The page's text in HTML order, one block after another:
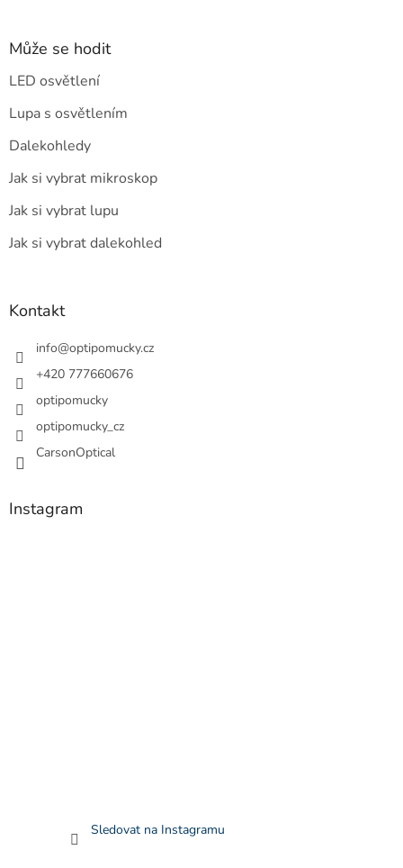
Může se hodit
LED osvětlení
Lupa s osvětlením
Dalekohledy
Jak si vybrat mikroskop
Jak si vybrat lupu
Jak si vybrat dalekohled
Kontakt
info@optipomucky.cz
+420 777660676
optipomucky
optipomucky_cz
CarsonOptical
Instagram
Sledovat na Instagramu